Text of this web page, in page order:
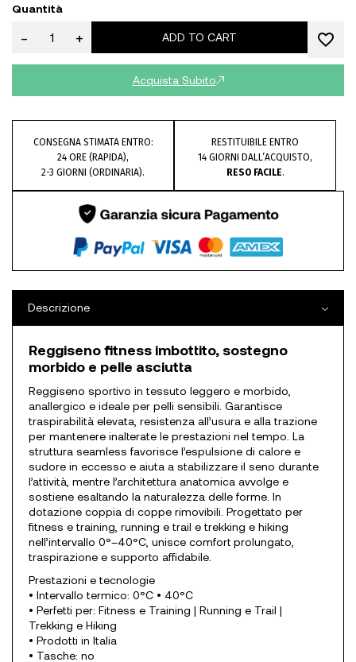
Quantità
- + ADD TO CART
Acquista Subito
CONSEGNA STIMATA ENTRO:
24 ORE (RAPIDA),
2-3 GIORNI (ORDINARIA).
RESTITUIBILE ENTRO
14 GIORNI DALL’ACQUISTO,
RESO FACILE.
Descrizione
Reggiseno fitness imbottito, sostegno
morbido e pelle asciutta
Reggiseno sportivo in tessuto leggero e morbido,
anallergico e ideale per pelli sensibili. Garantisce
traspirabilità elevata, resistenza all’usura e alla trazione
per mantenere inalterate le prestazioni nel tempo. La
struttura seamless favorisce l’espulsione di calore e
sudore in eccesso e aiuta a stabilizzare il seno durante
l’attività, mentre l’architettura anatomica avvolge e
sostiene esaltando la naturalezza delle forme. In
dotazione coppia di coppe rimovibili. Progettato per
fitness e training, running e trail e trekking e hiking
nell’intervallo 0°–40°C, unisce comfort prolungato,
traspirazione e supporto affidabile.
Prestazioni e tecnologie
• Intervallo termico: 0°C • 40°C
• Perfetti per: Fitness e Training | Running e Trail |
Trekking e Hiking
• Prodotti in Italia
• Tasche: no